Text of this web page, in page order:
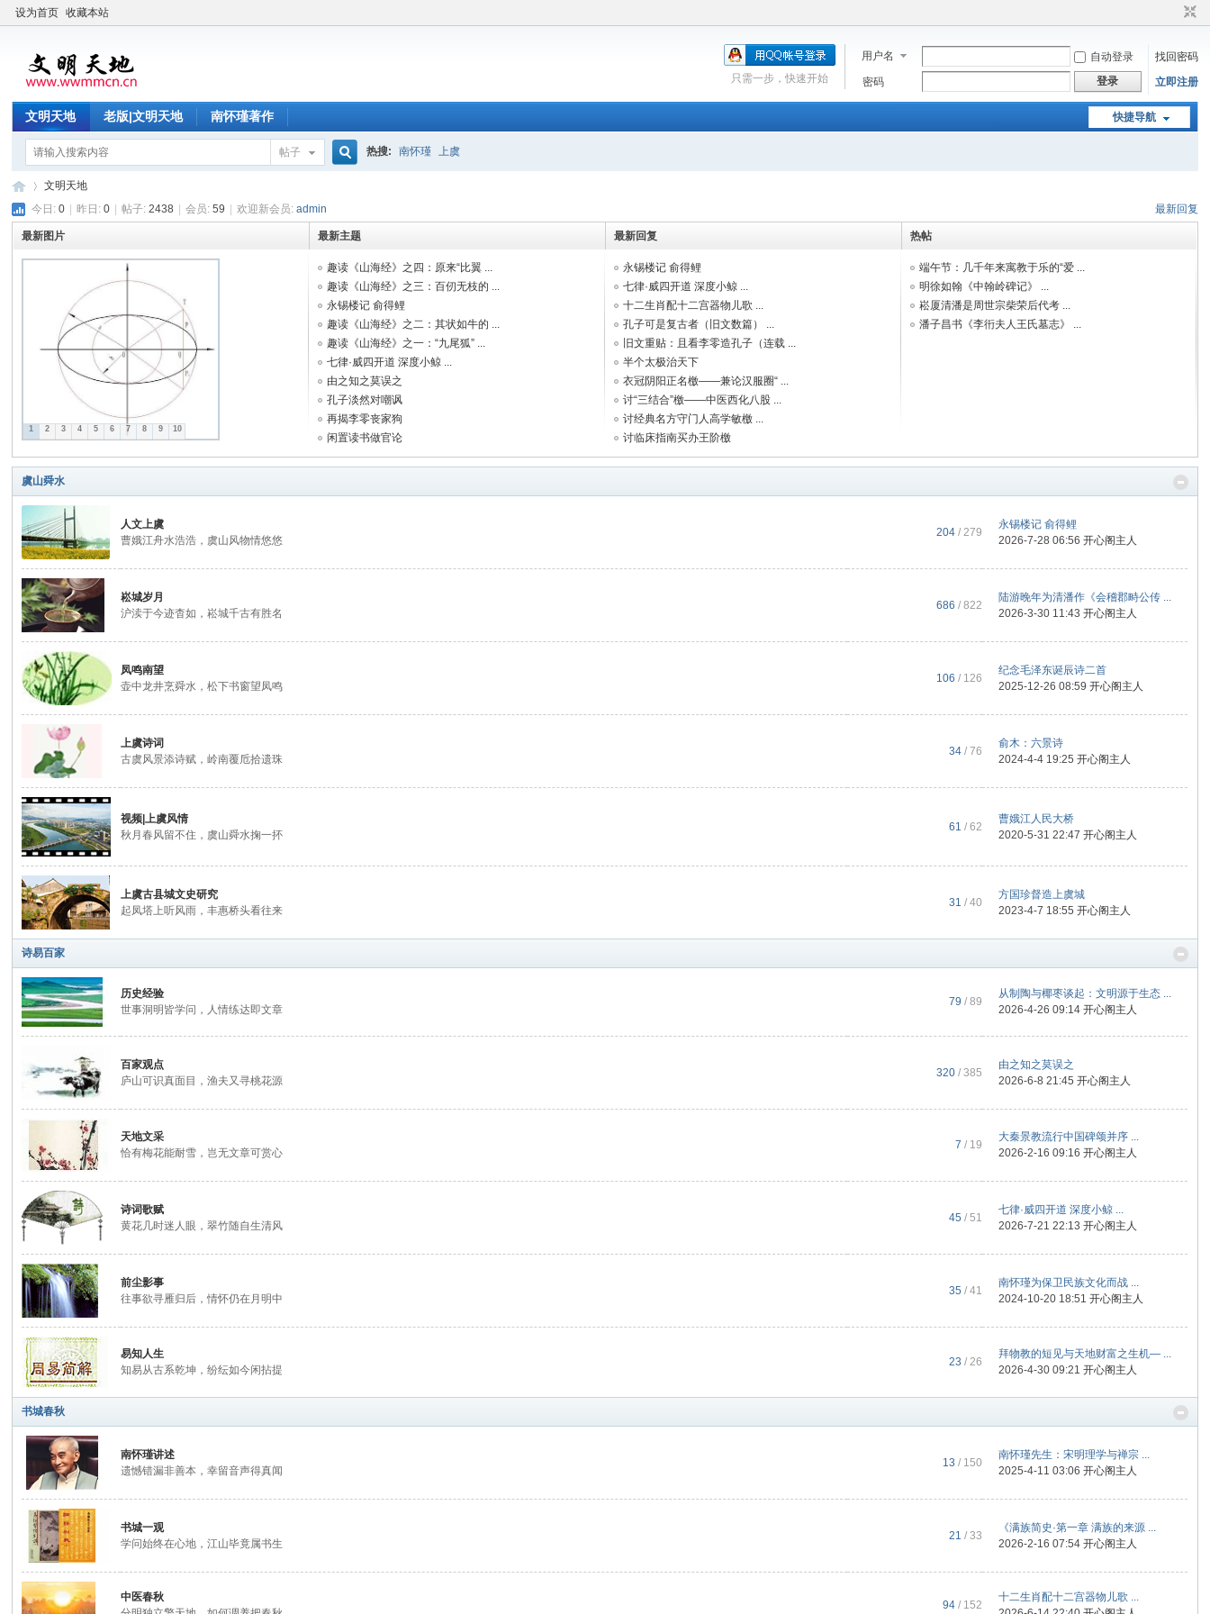
设为首页 收藏本站
用户名 自动登录
找回密码
密码
登录 立即注册
只需一步，快速开始
快捷导航
文明天地 老版|文明天地 南怀瑾著作
帖子 热搜: 南怀瑾 上虞
明
天
地
传
»
文明天地
今日:0 昨日:0 帖子:2438 会员:59 欢迎新会员:admin 最新回复
最新图片
1 2 3 4 5 6 7 8 9 10
最新主题
趣读《山海经》之四：原来“比翼 ...
趣读《山海经》之三：百仞无枝的 ...
永锡楼记 俞得鲤
趣读《山海经》之二：其状如牛的 ...
趣读《山海经》之一：“九尾狐” ...
七律·威四开道 深度小鲸 ...
由之知之莫误之
孔子淡然对嘲讽
再揭李零丧家狗
闲置读书做官论
最新回复
永锡楼记 俞得鲤
七律·威四开道 深度小鲸 ...
十二生肖配十二宫器物儿歌 ...
孔子可是复古者（旧文数篇） ...
旧文重贴：且看李零造孔子（连载 ...
半个太极治天下
衣冠阴阳正名檄——兼论汉服圈“ ...
讨“三结合”檄——中医西化八股 ...
讨经典名方守门人高学敏檄 ...
讨临床指南买办王阶檄
热帖
端午节：几千年来寓教于乐的“爱 ...
明徐如翰《中翰岭碑记》 ...
崧厦清潘是周世宗柴荣后代考 ...
潘子昌书《李衎夫人王氏墓志》 ...
虞山舜水
人文上虞
曹娥江舟水浩浩，虞山风物情悠悠
204 / 279
永锡楼记 俞得鲤
2026-7-28 06:56开心阁主人
崧城岁月
沪渎于今迹杳如，崧城千古有胜名
686 / 822
陆游晚年为清潘作《会稽郡畤公传 ...
2026-3-30 11:43开心阁主人
凤鸣南望
壶中龙井烹舜水，松下书窗望凤鸣
106 / 126
纪念毛泽东诞辰诗二首
2025-12-26 08:59开心阁主人
上虞诗词
古虞风景添诗赋，岭南覆卮拾遗珠
34 / 76
俞木：六景诗
2024-4-4 19:25开心阁主人
视频|上虞风情
秋月春风留不住，虞山舜水掬一抔
61 / 62
曹娥江人民大桥
2020-5-31 22:47开心阁主人
上虞古县城文史研究
起凤塔上听风雨，丰惠桥头看往来
31 / 40
方国珍督造上虞城
2023-4-7 18:55开心阁主人
诗易百家
历史经验
世事洞明皆学问，人情练达即文章
79 / 89
从制陶与椰枣谈起：文明源于生态 ...
2026-4-26 09:14开心阁主人
百家观点
庐山可识真面目，渔夫又寻桃花源
320 / 385
由之知之莫误之
2026-6-8 21:45开心阁主人
天地文采
恰有梅花能耐雪，岂无文章可赏心
7 / 19
大秦景教流行中国碑颂并序 ...
2026-2-16 09:16开心阁主人
诗词歌赋
黄花几时迷人眼，翠竹随自生清风
45 / 51
七律·威四开道 深度小鲸 ...
2026-7-21 22:13开心阁主人
前尘影事
往事欲寻雁归后，情怀仍在月明中
35 / 41
南怀瑾为保卫民族文化而战 ...
2024-10-20 18:51开心阁主人
易知人生
知易从古系乾坤，纷纭如今闲拈提
23 / 26
拜物教的短见与天地财富之生机— ...
2026-4-30 09:21开心阁主人
书城春秋
南怀瑾讲述
遗憾错漏非善本，幸留音声得真闻
13 / 150
南怀瑾先生：宋明理学与禅宗 ...
2025-4-11 03:06开心阁主人
书城一观
学问始终在心地，江山毕竟属书生
21 / 33
《满族简史·第一章 满族的来源 ...
2026-2-16 07:54开心阁主人
中医春秋
94 / 152
十二生肖配十二宫器物儿歌 ...